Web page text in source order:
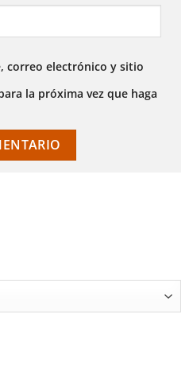
correo electrónico y sitio
la próxima vez que haga